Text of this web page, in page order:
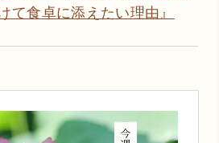
て食卓に添えたい理由』